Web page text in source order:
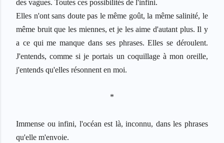
des vagues. Toutes ces possibilités de l'infini.
Elles n'ont sans doute pas le même goût, la même salinité, le
même bruit que les miennes, et je les aime d'autant plus. Il y
a ce qui me manque dans ses phrases. Elles se déroulent.
J'entends, comme si je portais un coquillage à mon oreille,
j'entends qu'elles résonnent en moi.
*
Immense ou infini, l'océan est là, inconnu, dans les phrases
qu'elle m'envoie.